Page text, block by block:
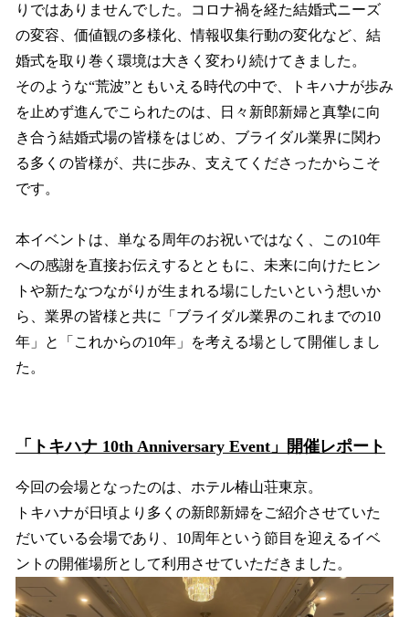
りではありませんでした。コロナ禍を経た結婚式ニーズ
の変容、価値観の多様化、情報収集行動の変化など、結
婚式を取り巻く環境は大きく変わり続けてきました。
そのような“荒波”ともいえる時代の中で、トキハナが歩み
を止めず進んでこられたのは、日々新郎新婦と真摯に向
き合う結婚式場の皆様をはじめ、ブライダル業界に関わ
る多くの皆様が、共に歩み、支えてくださったからこそ
です。
本イベントは、単なる周年のお祝いではなく、この10年
への感謝を直接お伝えするとともに、未来に向けたヒン
トや新たなつながりが生まれる場にしたいという想いか
ら、業界の皆様と共に「ブライダル業界のこれまでの10
年」と「これからの10年」を考える場として開催しまし
た。
「トキハナ 10th Anniversary Event」開催レポート
今回の会場となったのは、ホテル椿山荘東京。
トキハナが日頃より多くの新郎新婦をご紹介させていた
だいている会場であり、10周年という節目を迎えるイベ
ントの開催場所として利用させていただきました。